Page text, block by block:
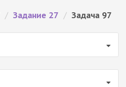
/ Задание 27 / Задача 97